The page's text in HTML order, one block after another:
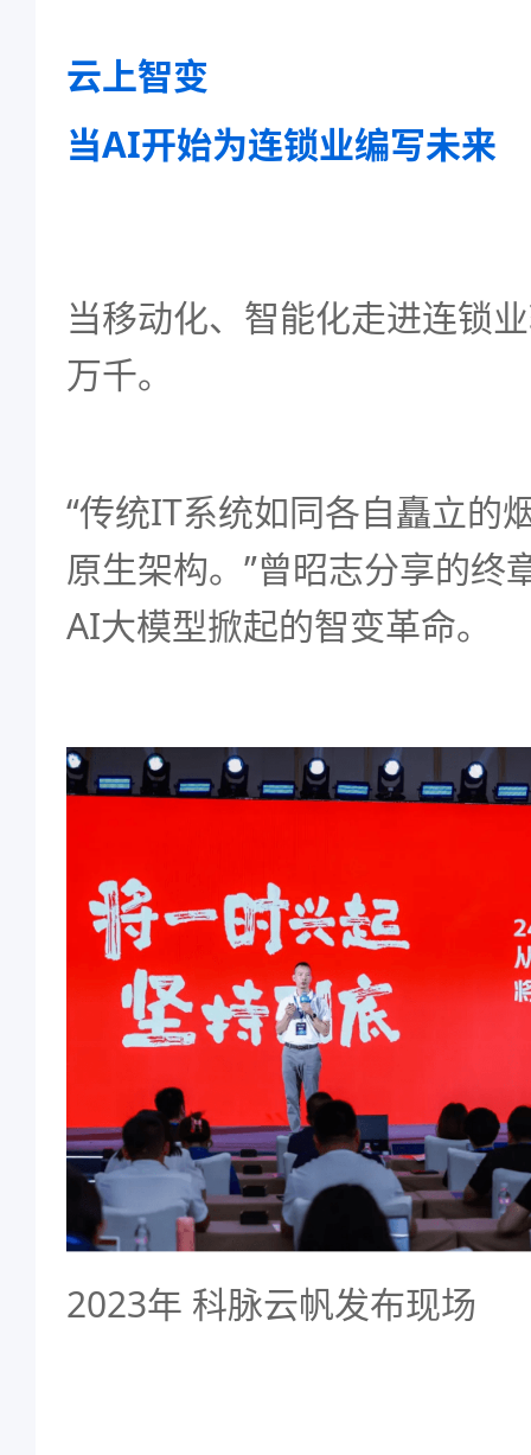
云上智变
当AI开始为连锁业编写未来
当移动化、智能化走进连锁
万千。
“传统IT系统如同各自矗立的
原生架构。”曾昭志分享的终
AI大模型掀起的智变革命。
2023年 科脉云帆发布现场